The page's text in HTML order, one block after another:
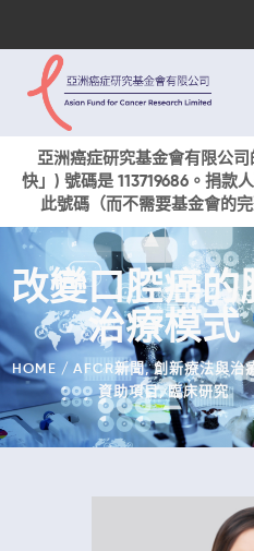
亞洲癌症研究基金會有限公
快」) 號碼是 113719686。捐款
此號碼（而不需要基金會的
改變口腔癌的
治療模式
HOME AFCR新聞,創新療法與治
資助項目,臨床研究
關於我們
科研項目
活動與獎項
新聞
捐款支持
現在捐贈